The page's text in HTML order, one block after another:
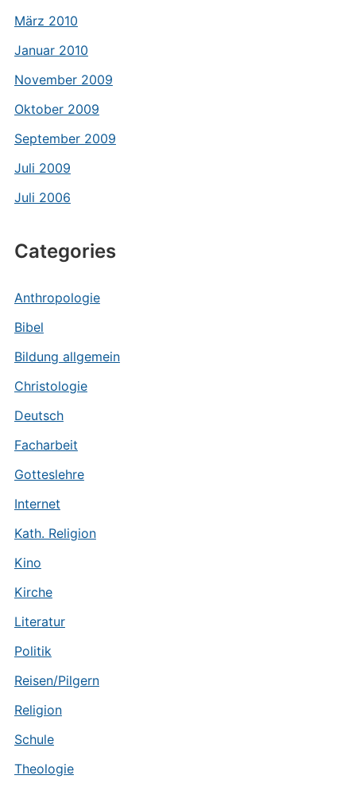
März 2010
Januar 2010
November 2009
Oktober 2009
September 2009
Juli 2009
Juli 2006
Categories
Anthropologie
Bibel
Bildung allgemein
Christologie
Deutsch
Facharbeit
Gotteslehre
Internet
Kath. Religion
Kino
Kirche
Literatur
Politik
Reisen/Pilgern
Religion
Schule
Theologie